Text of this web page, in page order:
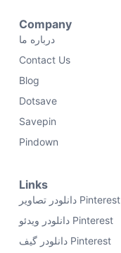
Company
درباره ما
Contact Us
Blog
Dotsave
Savepin
Pindown
Links
دانلودر تصاویر Pinterest
دانلودر ویدئو Pinterest
دانلودر گیف Pinterest